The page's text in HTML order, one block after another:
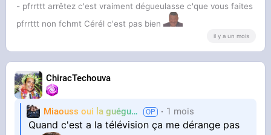
- pfrrttt arrêtez c'est vraiment dégueulasse c'que vous faites
pfrrttt non fchmt Cérél c'est pas bien
il y a un mois
ChiracTechouva
Miaouss oui la guéguérre TF6 1 mois
Quand c'est a la télévision ça me dérange pas